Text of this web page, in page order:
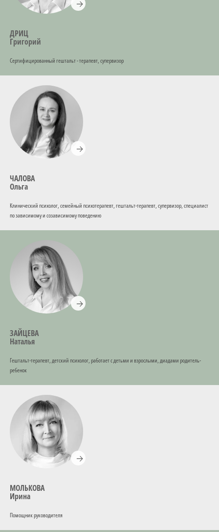
ДРИЦ
Григорий
Cертифицированный гештальт - терапевт, супервизор
ЧАЛОВА
Ольга
Клинический психолог, семейный психотерапевт, гештальт-терапевт, супервизор, специалист
по зависимому и созависимому поведению
ЗАЙЦЕВА
Наталья
Гештальт-терапевт, детский психолог, работает с детьми и взрослыми, диадами родитель-
ребенок
МОЛЬКОВА
Ирина
Помощник руководителя